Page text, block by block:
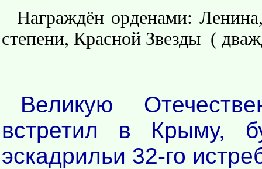
Награждён орденами:
степени, Красной Звезды (
Великую
встретил в Крыму,
эскадрильи 32-го